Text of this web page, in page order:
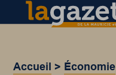
Accueil > Économie